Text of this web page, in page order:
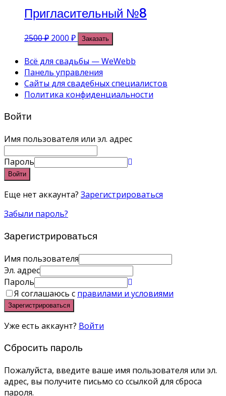
Пригласительный №8
2500₽ Первоначальная
составляла
2500 ₽.
2000 ₽Текущая
цена:
2000 ₽.
Заказать
Всё для свадьбы — WeWebb
Панель управления
Сайты для свадебных специалистов
Политика конфиденциальности
Войти
Имя пользователя или эл. адрес
Пароль
Войти
Еще нет аккаунта? Зарегистрироваться
Забыли пароль?
Зарегистрироваться
Имя пользователя
Эл. адрес
Пароль
Я соглашаюсь с правилами и условиями
Зарегистрироваться
Уже есть аккаунт? Войти
Сбросить пароль
Пожалуйста, введите ваше имя пользователя или эл.
адрес, вы получите письмо со ссылкой для сброса
пароля.